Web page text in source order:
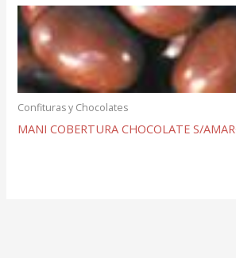
Confituras y Chocolates
MANI COBERTURA CHOCOLATE S/